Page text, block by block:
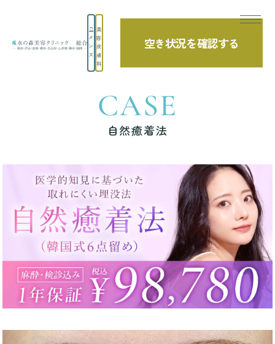
メ
ン
ズ
美
容
皮
膚
科
空き状況を確認する
TOP 症例写真 自然癒着法
CASE
自然癒着法